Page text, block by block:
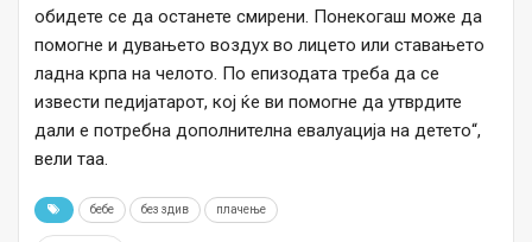
обидете се да останете смирени. Понекогаш може да
помогне и дувањето воздух во лицето или ставањето
ладна крпа на челото. По епизодата треба да се
извести педијатарот, кој ќе ви помогне да утврдите
дали е потребна дополнителна евалуација на детето“,
вели таа.
бебе без здив плачење